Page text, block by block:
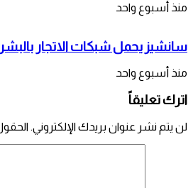
منذ أسبوع واحد
سانشيز يحمل شبكات الاتجار
منذ أسبوع واحد
اترك تعليقاً
لن يتم نشر عنوان بريدك الإلكتروني.